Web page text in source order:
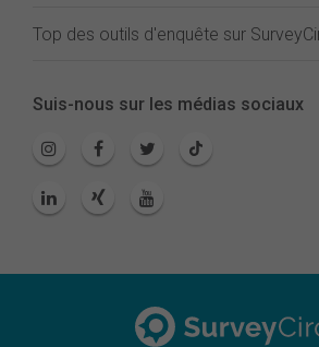
Top des outils d'enquête sur
Suis-nous sur les médias sociaux